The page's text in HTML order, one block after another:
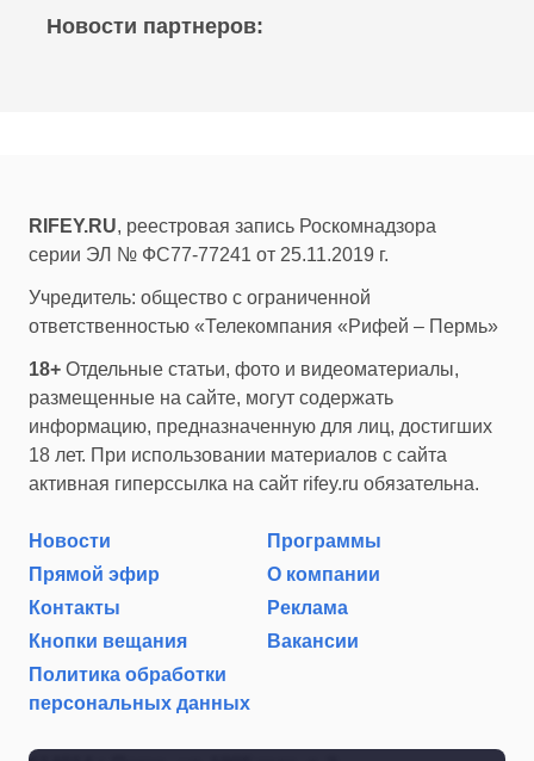
Новости партнеров:
RIFEY.RU, реестровая запись Роскомнадзора
серии ЭЛ № ФС77-77241 от 25.11.2019 г.
Учредитель: общество с ограниченной
ответственностью «Телекомпания «Рифей – Пермь»
18+ Отдельные статьи, фото и видеоматериалы,
размещенные на сайте, могут содержать
информацию, предназначенную для лиц, достигших
18 лет. При использовании материалов с сайта
активная гиперссылка на сайт rifey.ru обязательна.
Новости
Программы
Прямой эфир
О компании
Контакты
Реклама
Кнопки вещания
Вакансии
Политика обработки
персональных данных